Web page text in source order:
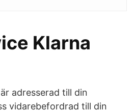
Klarna
adresserad till din
vidarebefordrad till din